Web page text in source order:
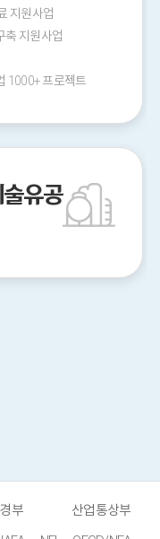
지원사업
축 지원사업
1000+ 프로젝트
유공
부
산업통상부